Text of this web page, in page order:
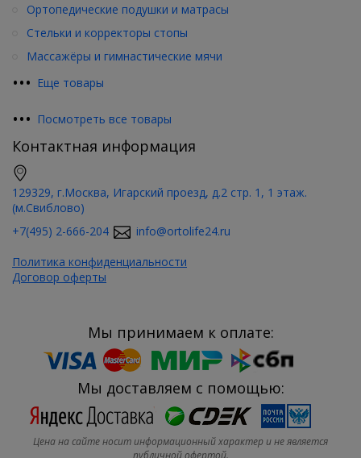
••• Еще товары
Ортопедические подушки и матрасы
Стельки и корректоры стопы
Массажёры и гимнастические мячи
••• Посмотреть все товары
Контактная информация
129329, г.Москва, Игарский проезд, д.2 стр. 1, 1 этаж.
(м.Свиблово)
+7(495) 2-666-204
info@ortolife24.ru
Политика конфиденциальности
Договор оферты
Мы принимаем к оплате:
Мы доставляем с помощью:
Цена на сайте носит информационный характер и не является
публичной офертой.